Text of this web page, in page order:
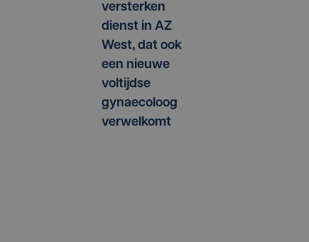
versterken
dienst in AZ
West, dat ook
een nieuwe
voltijdse
gynaecoloog
verwelkomt